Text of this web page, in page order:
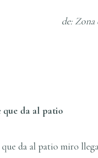
Dí­as,
que da al patio
da al patio miro